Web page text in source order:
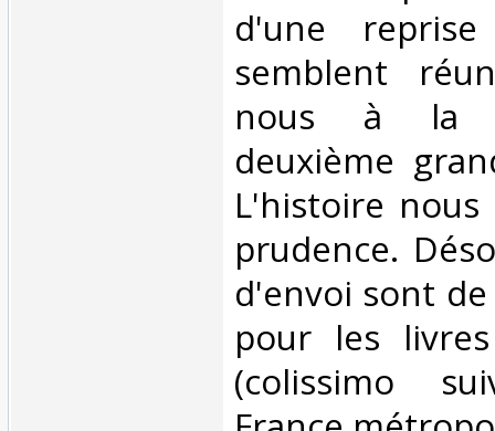
d'une
semblent
nous à la
deuxième
L'histoire
prudence.
d'envoi sont
pour les
(colissimo